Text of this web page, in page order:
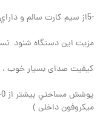
-5از سيم کارت سالم و داراي اعتبار استفاده کنيد
مزيت اين دستگاه شنود
کيفيت صدای بسيار خوب ،
میکروفون داخلی )